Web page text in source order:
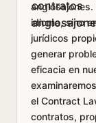
idioma, sino
jurídicos
generar
eficacia en
el Contract
contratos,